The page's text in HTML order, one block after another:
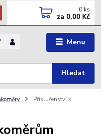
Menu
Hledat
0 ks
za 0,00 Kč
Příslušenství k